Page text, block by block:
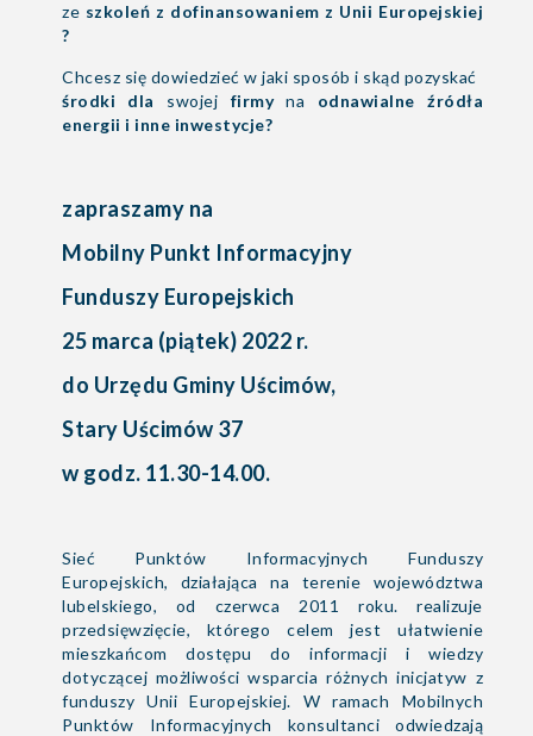
ze szkoleń z dofinansowaniem z Unii Europejskiej
?
Chcesz się dowiedzieć w jaki sposób i skąd pozyskać
środki dla swojej firmyna odnawialne źródła
energii i inne inwestycje?
zapraszamy na
Mobilny Punkt Informacyjny
Funduszy Europejskich
25 marca (piątek) 2022 r.
do Urzędu Gminy Uścimów,
Stary Uścimów 37
w godz. 11.30-14.00.
Sieć Punktów Informacyjnych Funduszy
Europejskich, działająca na terenie województwa
lubelskiego, od czerwca 2011 roku. realizuje
przedsięwzięcie, którego celem jest ułatwienie
mieszkańcom dostępu do informacji i wiedzy
dotyczącej możliwości wsparcia różnych inicjatyw z
funduszy Unii Europejskiej. W ramach Mobilnych
Punktów Informacyjnych konsultanci odwiedzają